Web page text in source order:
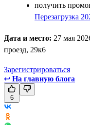
получить
Перезагрузка
Дата и место: 27 мая
проезд, 29к6
Зарегистрироваться
↩ На главную блога
6